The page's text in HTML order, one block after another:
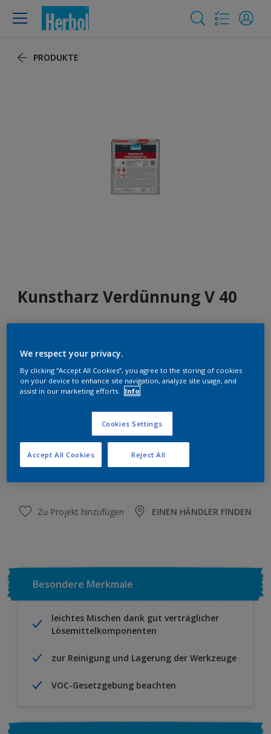
PRODUKTE
Kunstharz Verdünnung V 40
1 L
Menge
ZUR EINKAUFSLISTE HINZUFÜGEN
Zu Projekt hinzufügen EINEN HÄNDLER FINDEN
Besondere Merkmale
leichtes Mischen dank gut verträglicher
Lösemittelkomponenten
zur Reinigung und Lagerung der Werkzeuge
VOC-Gesetzgebung beachten
We respect your privacy.
By clicking “Accept All Cookies”, you agree to the storing of cookies
on your device to enhance site navigation, analyze site usage, and
assist in our marketing efforts.
Info
Cookies Settings
Reject All
Accept All Cookies